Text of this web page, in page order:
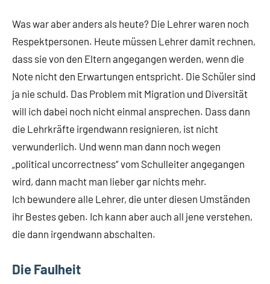
Was war aber anders als heute? Die Lehrer waren noch
Respektpersonen. Heute müssen Lehrer damit rechnen,
dass sie von den Eltern angegangen werden, wenn die
Note nicht den Erwartungen entspricht. Die Schüler sind
ja nie schuld. Das Problem mit Migration und Diversität
will ich dabei noch nicht einmal ansprechen. Dass dann
die Lehrkräfte irgendwann resignieren, ist nicht
verwunderlich. Und wenn man dann noch wegen
„political uncorrectness“ vom Schulleiter angegangen
wird, dann macht man lieber gar nichts mehr.
Ich bewundere alle Lehrer, die unter diesen Umständen
ihr Bestes geben. Ich kann aber auch all jene verstehen,
die dann irgendwann abschalten.
Die Faulheit